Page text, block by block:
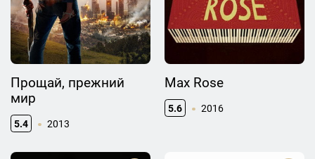
Прощай, прежний
мир
5.4 2013
Max Rose
5.6 2016